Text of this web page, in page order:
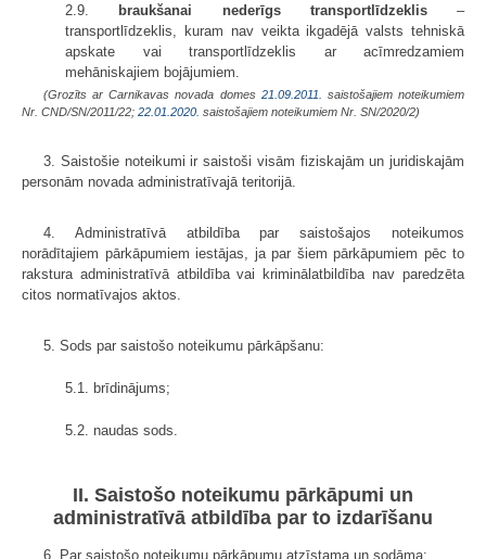
2.9. braukšanai nederīgs transportlīdzeklis–
transportlīdzeklis, kuram nav veikta ikgadējā valsts tehniskā
apskate vai transportlīdzeklis ar acīmredzamiem
mehāniskajiem bojājumiem.
(Grozīts ar Carnikavas novada domes 21.09.2011.
saistošajiem noteikumiem
Nr. CND/SN/2011/22; 22.01.2020. saistošajiem noteikumiem Nr. SN/2020/2)
3. Saistošie noteikumi ir saistoši visām fiziskajām un juridiskajām
personām novada administratīvajā teritorijā.
4. Administratīvā atbildība par saistošajos noteikumos
norādītajiem pārkāpumiem iestājas, ja par šiem pārkāpumiem pēc to
rakstura administratīvā atbildība vai kriminālatbildība nav paredzēta
citos normatīvajos aktos.
5. Sods par saistošo noteikumu pārkāpšanu:
5.1. brīdinājums;
5.2. naudas sods.
II. Saistošo noteikumu pārkāpumi un
administratīvā atbildība par to izdarīšanu
6. Par saistošo noteikumu pārkāpumu atzīstama un sodāma: